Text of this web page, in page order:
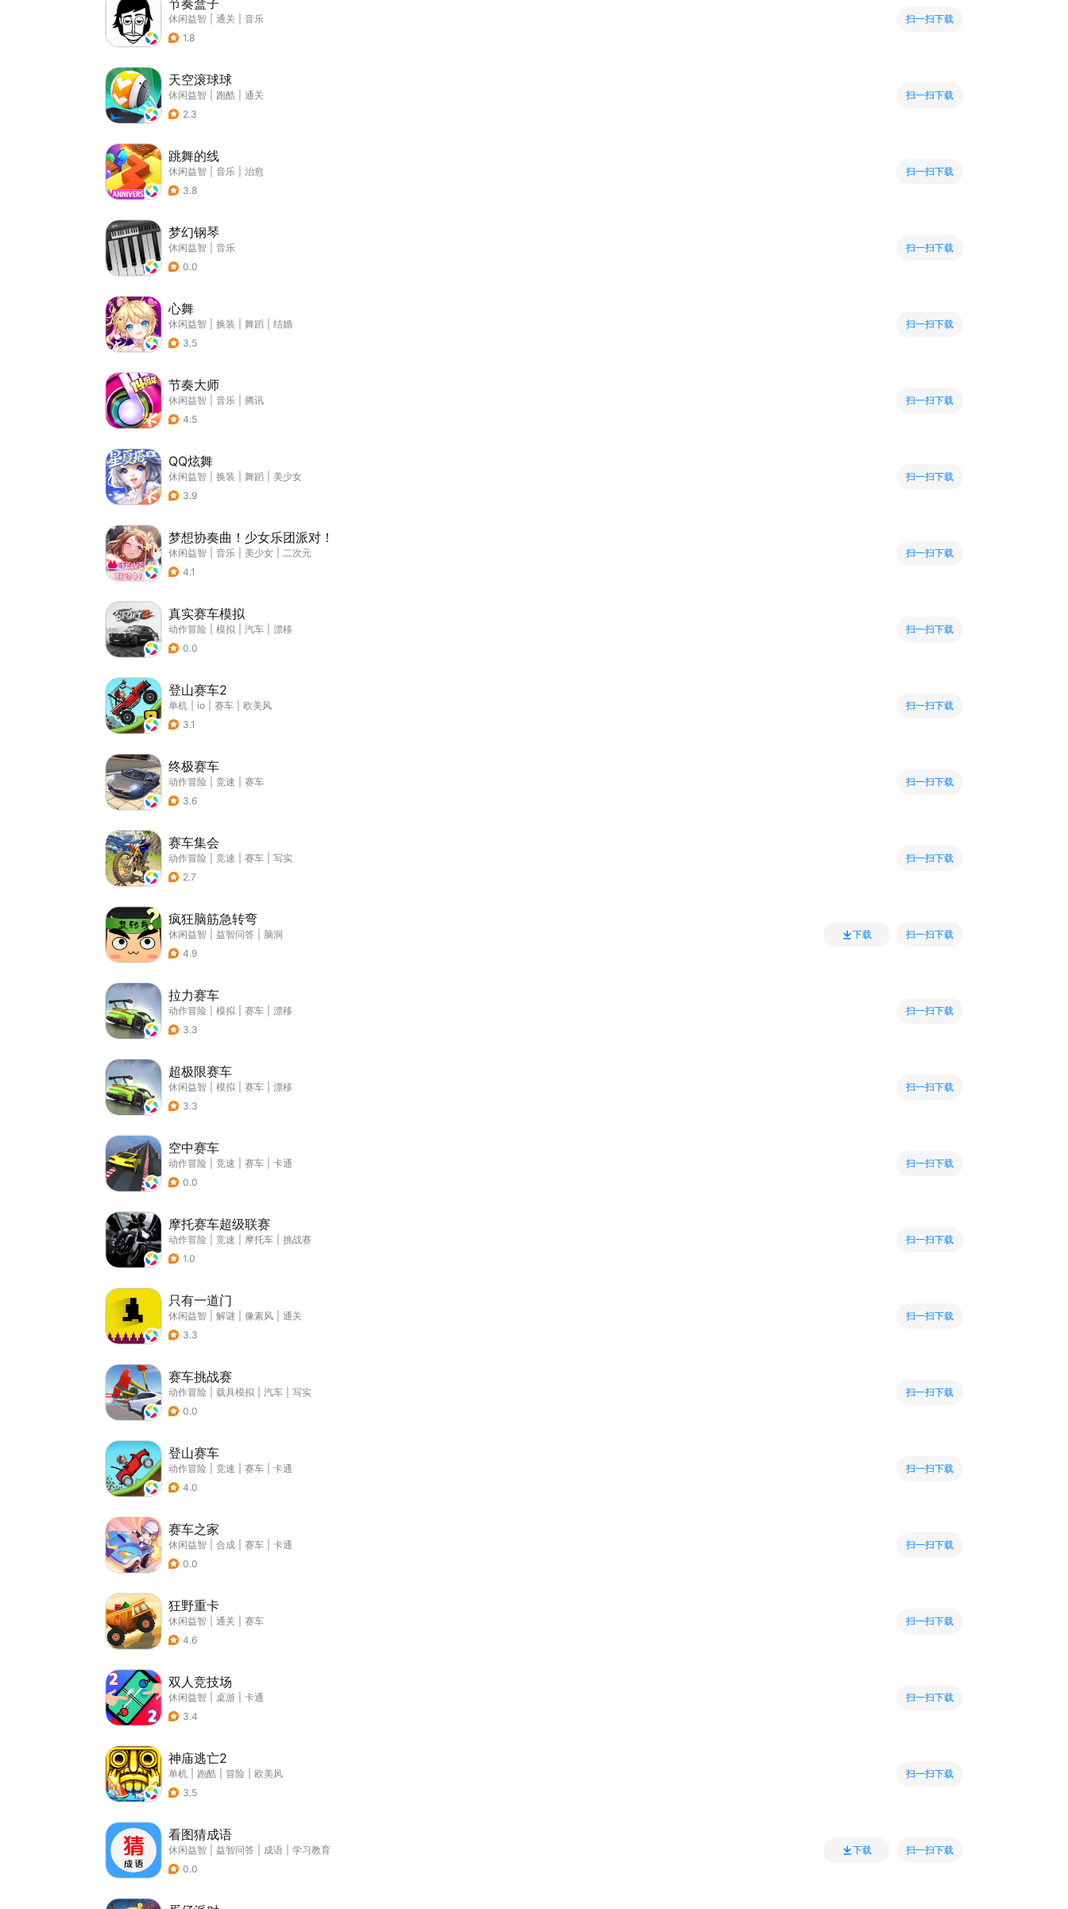
节奏盒子
休闲益智 通关
音乐
1.8
扫一扫下载
天空滚球球
休闲益智 跑酷
通关
2.3
扫一扫下载
跳舞的线
休闲益智 音乐
治愈
3.8
扫一扫下载
梦幻钢琴
休闲益智
音乐
0.0
扫一扫下载
心舞
休闲益智 换装 舞蹈
结婚
3.5
扫一扫下载
节奏大师
休闲益智 音乐
腾讯
4.5
扫一扫下载
QQ炫舞
休闲益智 换装 舞蹈
美少女
3.9
扫一扫下载
梦想协奏曲！少女乐团派对！
休闲益智 音乐 美少女
二次元
4.1
扫一扫下载
真实赛车模拟
动作冒险 模拟 汽车
漂移
0.0
扫一扫下载
登山赛车2
单机 io 赛车
欧美风
3.1
扫一扫下载
终极赛车
动作冒险 竞速
赛车
3.6
扫一扫下载
赛车集会
动作冒险 竞速 赛车
写实
2.7
扫一扫下载
疯狂脑筋急转弯
休闲益智 益智问答
脑洞
4.9
下载 扫一扫下载
拉力赛车
动作冒险 模拟 赛车
漂移
3.3
扫一扫下载
超极限赛车
休闲益智 模拟 赛车
漂移
3.3
扫一扫下载
空中赛车
动作冒险 竞速 赛车
卡通
0.0
扫一扫下载
摩托赛车超级联赛
动作冒险 竞速 摩托车
挑战赛
1.0
扫一扫下载
只有一道门
休闲益智 解谜 像素风
通关
3.3
扫一扫下载
赛车挑战赛
动作冒险 载具模拟 汽车
写实
0.0
扫一扫下载
登山赛车
动作冒险 竞速 赛车
卡通
4.0
扫一扫下载
赛车之家
休闲益智 合成 赛车
卡通
0.0
扫一扫下载
狂野重卡
休闲益智 通关
赛车
4.6
扫一扫下载
双人竞技场
休闲益智 桌游
卡通
3.4
扫一扫下载
神庙逃亡2
单机 跑酷 冒险
欧美风
3.5
扫一扫下载
看图猜成语
休闲益智 益智问答 成语
学习教育
0.0
下载 扫一扫下载